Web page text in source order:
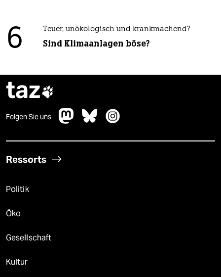
6 Teuer, unökologisch und krankmachend?
Sind Klimaanlagen böse?
taz
Folgen Sie uns
Ressorts
Politik
Öko
Gesellschaft
Kultur